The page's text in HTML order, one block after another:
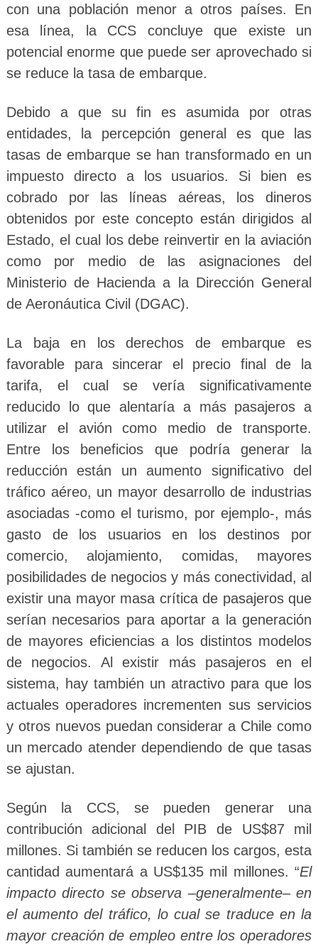
con una población menor a otros países. En
esa línea, la CCS concluye que existe un
potencial enorme que puede ser aprovechado si
se reduce la tasa de embarque.
Debido a que su fin es asumida por otras
entidades, la percepción general es que las
tasas de embarque se han transformado en un
impuesto directo a los usuarios. Si bien es
cobrado por las líneas aéreas, los dineros
obtenidos por este concepto están dirigidos al
Estado, el cual los debe reinvertir en la aviación
como por medio de las asignaciones del
Ministerio de Hacienda a la Dirección General
de Aeronáutica Civil (DGAC).
La baja en los derechos de embarque es
favorable para sincerar el precio final de la
tarifa, el cual se vería significativamente
reducido lo que alentaría a más pasajeros a
utilizar el avión como medio de transporte.
Entre los beneficios que podría generar la
reducción están un aumento significativo del
tráfico aéreo, un mayor desarrollo de industrias
asociadas -como el turismo, por ejemplo-, más
gasto de los usuarios en los destinos por
comercio, alojamiento, comidas, mayores
posibilidades de negocios y más conectividad, al
existir una mayor masa crítica de pasajeros que
serían necesarios para aportar a la generación
de mayores eficiencias a los distintos modelos
de negocios. Al existir más pasajeros en el
sistema, hay también un atractivo para que los
actuales operadores incrementen sus servicios
y otros nuevos puedan considerar a Chile como
un mercado atender dependiendo de que tasas
se ajustan.
Según la CCS, se pueden generar una
contribución adicional del PIB de US$87 mil
millones. Si también se reducen los cargos, esta
cantidad aumentará a US$135 mil millones. “El
impacto directo se observa –generalmente– en
el aumento del tráfico, lo cual se traduce en la
mayor creación de empleo entre los operadores